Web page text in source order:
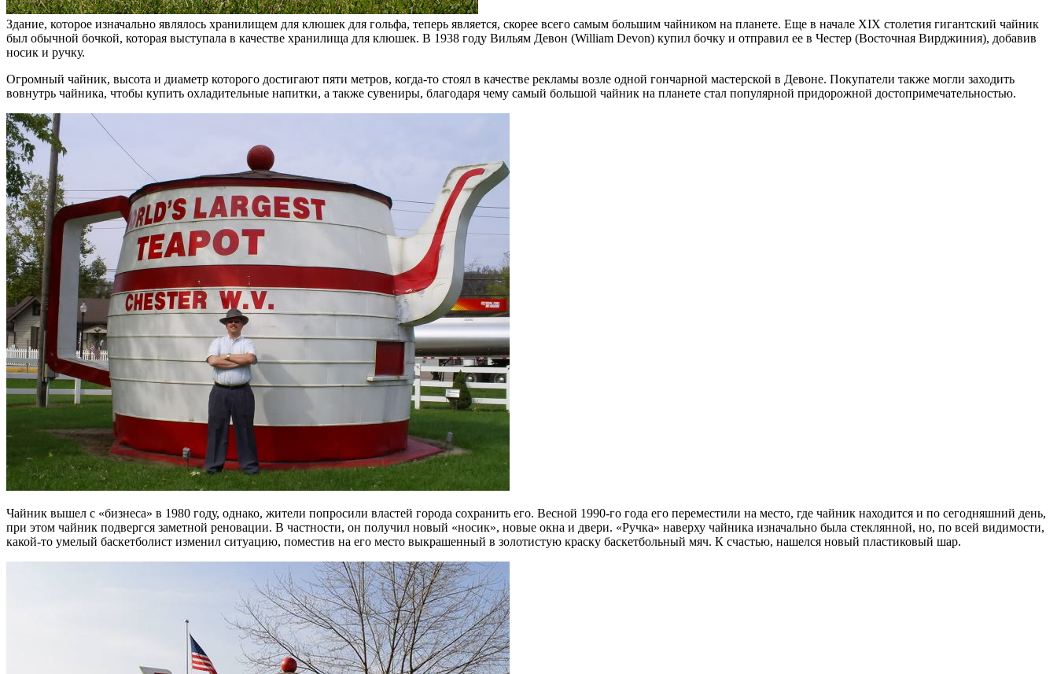
Здание, которое изначально являлось хранилищем для клюшек для гольфа, теперь является, скорее всего самым большим чайником на планете. Еще в начале XIX столетия гигантский чайник
был обычной бочкой, которая выступала в качестве хранилища для клюшек. В 1938 году Вильям Девон (William Devon) купил бочку и отправил ее в Честер (Восточная Вирджиния), добавив
носик и ручку.
Огромный чайник, высота и диаметр которого достигают пяти метров, когда-то стоял в качестве рекламы возле одной гончарной мастерской в Девоне. Покупатели также могли заходить
вовнутрь чайника, чтобы купить охладительные напитки, а также сувениры, благодаря чему самый большой чайник на планете стал популярной придорожной достопримечательностью.
Чайник вышел с «бизнеса» в 1980 году, однако, жители попросили властей города сохранить его. Весной 1990-го года его переместили на место, где чайник находится и по сегодняшний день,
при этом чайник подвергся заметной реновации. В частности, он получил новый «носик», новые окна и двери. «Ручка» наверху чайника изначально была стеклянной, но, по всей видимости,
какой-то умелый баскетболист изменил ситуацию, поместив на его место выкрашенный в золотистую краску баскетбольный мяч. К счастью, нашелся новый пластиковый шар.